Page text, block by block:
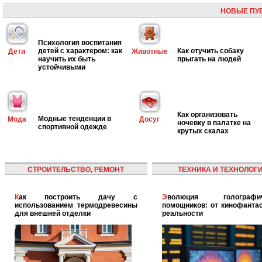
НОВЫЕ
Дети
Психология воспитания
детей с характером: как
научить их быть
устойчивыми
Животные
Как отучить собаку
прыгать на людей
Мода
Модные тенденции в
спортивной одежде
Досуг
Как организовать
ночевку в палатке на
крутых скалах
СТРОИТЕЛЬСТВО, РЕМОНТ
Как построить дачу с
использованием термодревесины
для внешней отделки
ТЕХНИКА И
Эволюция голографических
помощников: от
реальности